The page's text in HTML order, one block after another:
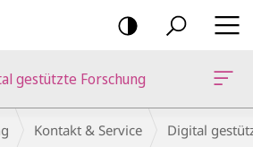
gestützte Forschung
Kontakt & Service Digital